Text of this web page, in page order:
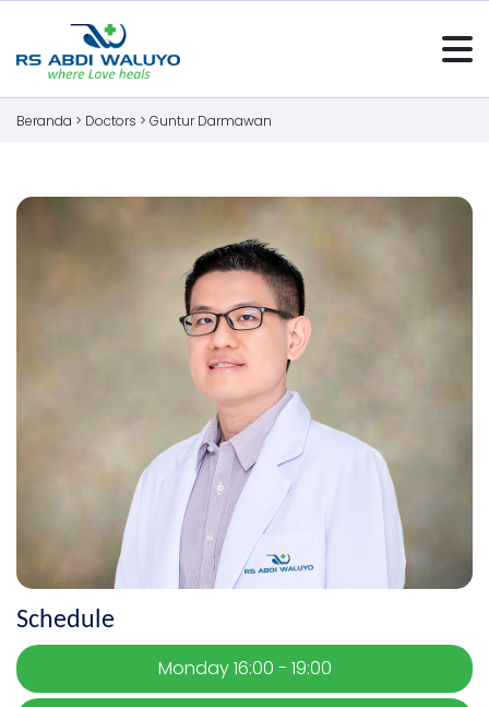
Beranda > Doctors > Guntur Darmawan
Schedule
Monday 16:00 - 19:00